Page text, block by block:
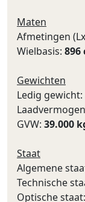
Maten
Afmetingen
Wielbasis: 896
Gewichten
Ledig gewicht:
GVW: 39.000
Staat
Algemene
Technische
Optische staat: